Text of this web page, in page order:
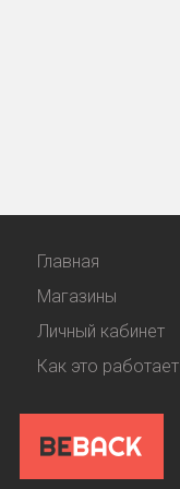
Главная
Магазины
Личный кабинет
Как это работает